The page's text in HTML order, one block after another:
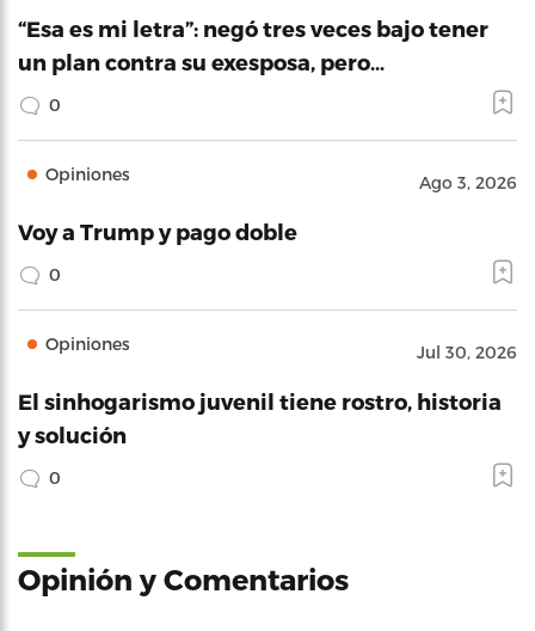
“Esa es mi letra”: negó tres veces bajo tener
un plan contra su exesposa, pero…
0
Opiniones Ago 3, 2026
Voy a Trump y pago doble
0
Opiniones Jul 30, 2026
El sinhogarismo juvenil tiene rostro, historia
y solución
0
Opinión y Comentarios